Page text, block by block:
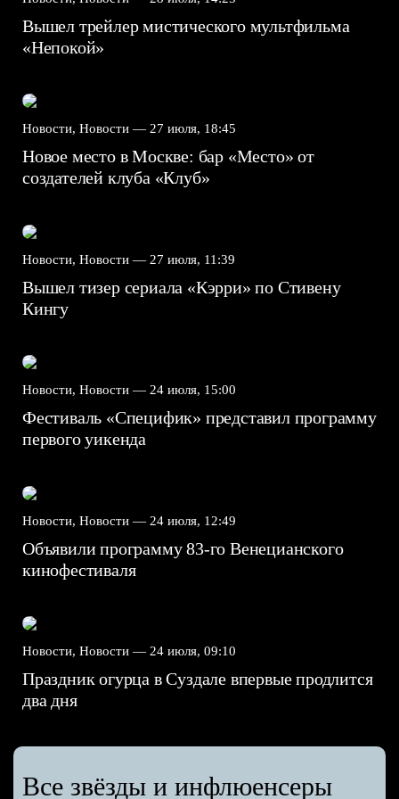
Вышел трейлер мистического мультфильма
«Непокой»
Новости, Новости — 27 июля, 18:45
Новое место в Москве: бар «Место» от
создателей клуба «Клуб»
Новости, Новости — 27 июля, 11:39
Вышел тизер сериала «Кэрри» по Стивену
Кингу
Новости, Новости — 24 июля, 15:00
Фестиваль «Специфик» представил программу
первого уикенда
Новости, Новости — 24 июля, 12:49
Объявили программу 83-го Венецианского
кинофестиваля
Новости, Новости — 24 июля, 09:10
Праздник огурца в Суздале впервые продлится
два дня
Все звёзды и инфлюенсеры